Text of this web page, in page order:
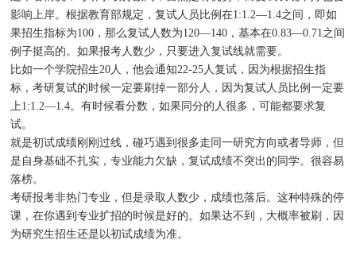
影响上岸。根据教育部规定，复试人员比例在1:1.2—1.4之间，即如
果招生指标为100，那么复试人数为120—140，基本在0.83—0.71之间
例子挺高的。如果报考人数少，只要进入复试线就需要。
比如一个学院招生20人，他会通知22-25人复试，因为根据招生指
标，考研复试的时候一定要刷掉一部分人，因为复试人员比例一定要
上1:1.2—1.4。有时候看分数，如果同分的人很多，可能都要求复
试。
就是初试成绩刚刚过线，碰巧遇到很多走同一研究方向或者导师，但
是自身基础不扎实，专业能力欠缺，复试成绩不突出的同学。很容易
落榜。
考研报考非热门专业，但是录取人数少，成绩也落后。这种特殊的停
课，在你遇到专业扩招的时候是好的。如果达不到，大概率被刷，因
为研究生招生还是以初试成绩为准。